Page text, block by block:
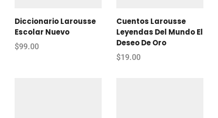
Diccionario Larousse
Escolar Nuevo
$99.00
Cuentos Larousse
Leyendas Del Mundo El
Deseo De Oro
$19.00